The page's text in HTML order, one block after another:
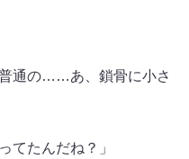
普通の……あ、鎖骨に小さ
てたんだね？」